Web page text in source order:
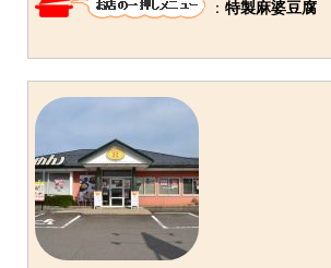
： 特製麻婆豆腐